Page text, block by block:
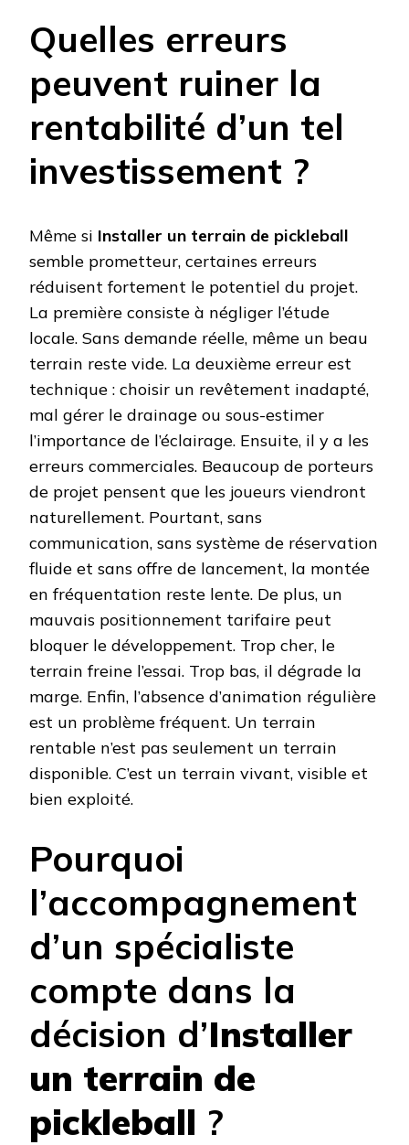
Quelles erreurs
peuvent ruiner la
rentabilité d’un tel
investissement ?
Même si Installer un terrain de pickleball
semble prometteur, certaines erreurs
réduisent fortement le potentiel du projet.
La première consiste à négliger l’étude
locale. Sans demande réelle, même un beau
terrain reste vide. La deuxième erreur est
technique : choisir un revêtement inadapté,
mal gérer le drainage ou sous-estimer
l’importance de l’éclairage. Ensuite, il y a les
erreurs commerciales. Beaucoup de porteurs
de projet pensent que les joueurs viendront
naturellement. Pourtant, sans
communication, sans système de réservation
fluide et sans offre de lancement, la montée
en fréquentation reste lente. De plus, un
mauvais positionnement tarifaire peut
bloquer le développement. Trop cher, le
terrain freine l’essai. Trop bas, il dégrade la
marge. Enfin, l’absence d’animation régulière
est un problème fréquent. Un terrain
rentable n’est pas seulement un terrain
disponible. C’est un terrain vivant, visible et
bien exploité.
Pourquoi
l’accompagnement
d’un spécialiste
compte dans la
décision d’Installer
un terrain de
pickleball ?